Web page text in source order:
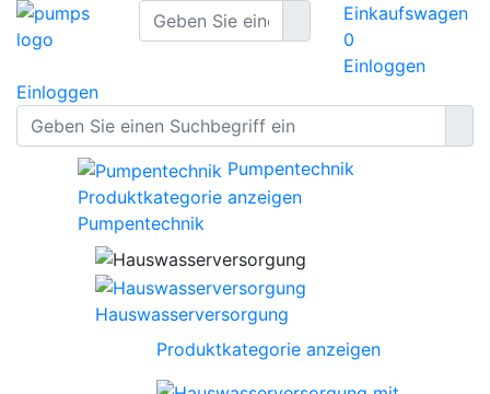
Einkaufswagen
0
Einloggen
Einloggen
Pumpentechnik
Produktkategorie anzeigen
Pumpentechnik
Hauswasserversorgung
Produktkategorie anzeigen